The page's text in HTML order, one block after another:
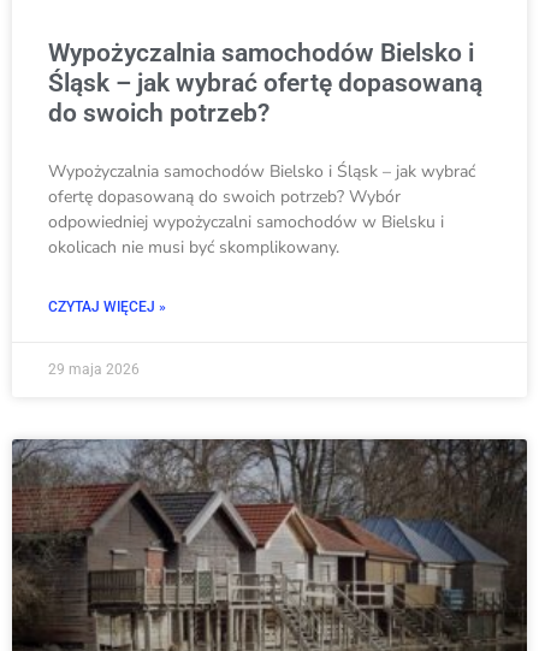
Wypożyczalnia samochodów Bielsko i
Śląsk – jak wybrać ofertę dopasowaną
do swoich potrzeb?
Wypożyczalnia samochodów Bielsko i Śląsk – jak wybrać
ofertę dopasowaną do swoich potrzeb? Wybór
odpowiedniej wypożyczalni samochodów w Bielsku i
okolicach nie musi być skomplikowany.
CZYTAJ WIĘCEJ »
29 maja 2026